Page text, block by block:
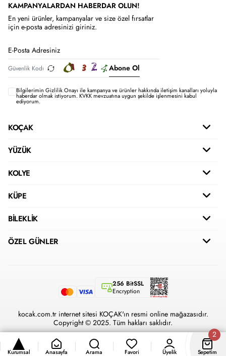
Kurumsal Anasayfa Arama Favori Üyelik Sepetim
KAMPANYALARDAN HABERDAR OLUN!
En yeni ürünler, kampanyalar ve size özel fırsatlar
için e-posta adresinizi giriniz.
Abone Ol
Bilgilerimin Gizlilik Onayı ile kampanya ve ürünler hakkında iletişim kanalları yoluyla
haberdar olmak istiyorum.KVKK mevzuatına uygun şekilde işlenmesini kabul
ediyorum.
KOÇAK
YÜZÜK
KOLYE
KÜPE
BİLEKLİK
ÖZEL GÜNLER
256 BitSSL
Encryption
kocak.com.tr internet sitesi KOÇAK'ın resmi online mağazasıdır.
Copyright © 2025. Tüm hakları saklıdır.
Hipotenüs Yeni Nesil E-Ticaret Sistemleri ile Hazırlanmıştır.